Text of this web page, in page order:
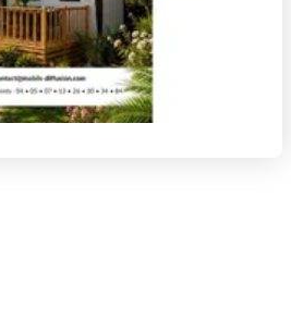
04 90 26 97 16
Contact mail